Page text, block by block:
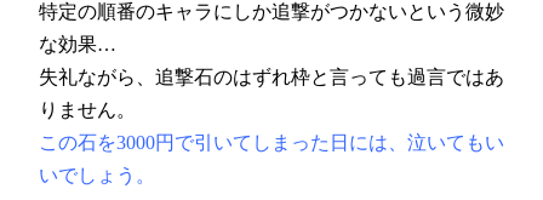
特定の順番のキャラにしか追撃がつかないという微妙
な効果…
失礼ながら、追撃石のはずれ枠と言っても過言ではあ
りません。
この石を3000円で引いてしまった日には、泣いてもい
いでしょう。